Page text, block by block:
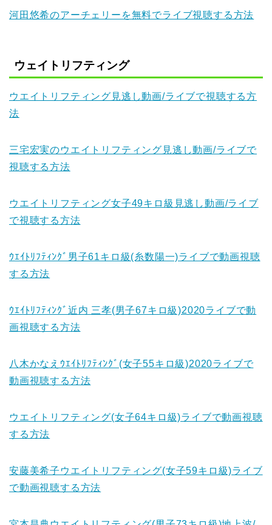
河田悠希のアーチェリーを無料でライブ視聴する方法
ウェイトリフティング
ウエイトリフティング見逃し動画/ライブで視聴する方
法
三宅宏実のウエイトリフティング見逃し動画/ライブで
視聴する方法
ウエイトリフティング女子49キロ級見逃し動画/ライブ
で視聴する方法
ｳｴｲﾄﾘﾌﾃｨﾝｸﾞ男子61キロ級(糸数陽一)ライブで動画視聴
する方法
ｳｴｲﾄﾘﾌﾃｨﾝｸﾞ近内 三孝(男子67キロ級)2020ライブで動
画視聴する方法
八木かなえｳｴｲﾄﾘﾌﾃｨﾝｸﾞ(女子55キロ級)2020ライブで
動画視聴する方法
ウエイトリフティング(女子64キロ級)ライブで動画視聴
する方法
安藤美希子ウエイトリフティング(女子59キロ級)ライブ
で動画視聴する方法